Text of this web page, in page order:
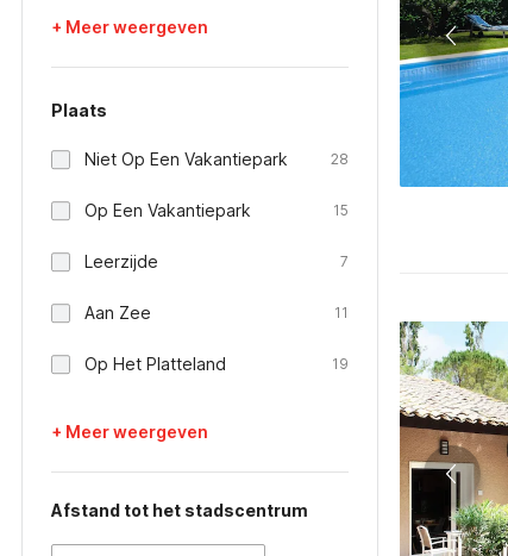
+ Meer weergeven
Plaats
Niet Op Een Vakantiepark 28
Op Een Vakantiepark 15
Leerzijde 7
Aan Zee 11
Op Het Platteland 19
+ Meer weergeven
Afstand tot het stadscentrum